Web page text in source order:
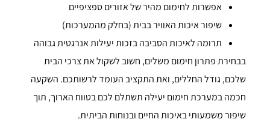
אפשרות לחימום מהיר של אזורים ספציפיים
שיפור איכות האוויר בבית (בחלק מהמערכות)
תרומה לאיכות הסביבה בזכות יעילות אנרגטית גבוהה
בבחירת פתרון חימום משלים, חשוב לשקול את צרכי הבית
שלכם, גודל החללים, ואת התקציב העומד לרשותכם. השקעה
חכמה במערכת חימום יעילה תשתלם לכם בטווח הארוך, תוך
שיפור משמעותי באיכות החיים ובנוחות הביתית.